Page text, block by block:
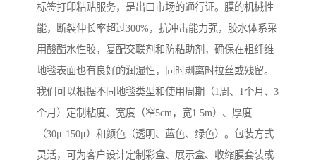
标签打印粘贴服务，是出口市场的通行证。膜的机械性
能，断裂伸长率超过300%，抗冲击能力强，胶水体系采
用酸酯水性胶，复配交联剂和防粘助剂，确保在粗纤维
地毯表面也有良好的润湿性，同时剥离时拉丝或残留。
我们可以根据不同地毯类型和使用周期（1周、1个月、3
个月）定制粘度、宽度（窄5cm，宽1.5m）、厚度
（30μ-150μ）和颜色（透明、蓝色、绿色）。包装方式
灵活，可为客户设计定制彩盒、展示盒、收缩膜套装或